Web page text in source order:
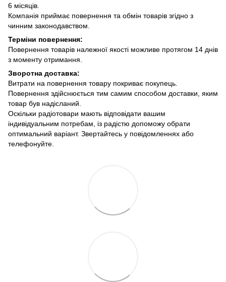
6 місяців.
Компанія приймає повернення та обмін товарів згідно з
чинним законодавством.
Терміни повернення:
Повернення товарів належної якості можливе протягом 14 днів
з моменту отримання.
Зворотна доставка:
Витрати на повернення товару покриває покупець.
Повернення здійснюється тим самим способом доставки, яким
товар був надісланий.
Оскільки радіотовари мають відповідати вашим
індивідуальним потребам, із радістю допоможу обрати
оптимальний варіант. Звертайтесь у повідомленнях або
телефонуйте.